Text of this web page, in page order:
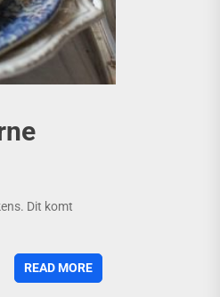
Dit komt
READ MORE